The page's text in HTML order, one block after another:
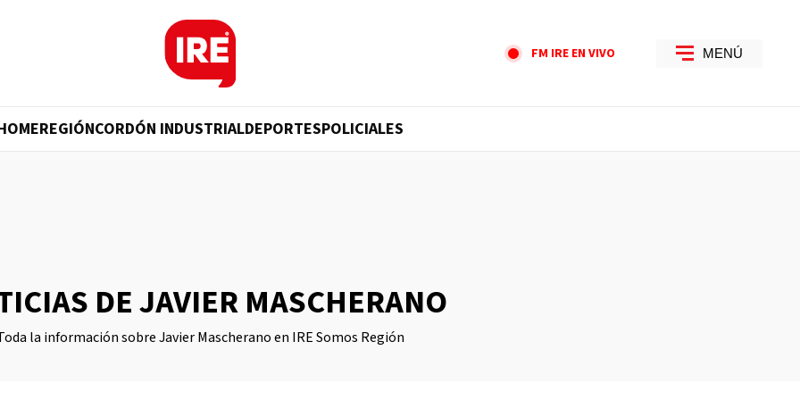
FM IRE EN VIVO MENÚ
REGIÓNCORDÓN INDUSTRIALDEPORTESPOLICIALES
DE JAVIER MASCHERANO
la información sobre Javier Mascherano en IRE Somos Región